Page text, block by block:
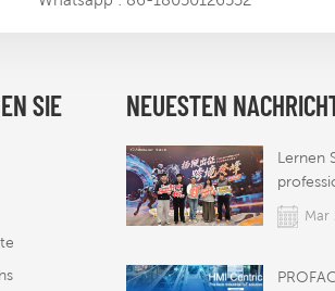
SIE
NEUESTEN
Tür zum
Markt
Mar
Lernen
kennen
Mar